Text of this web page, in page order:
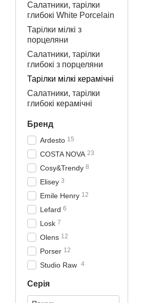
Салатники, тарілки
глибокі White Porcelain
Тарілки мілкі з
порцеляни
Салатники, тарілки
глибокі з порцеляни
Тарілки мілкі керамічні
Салатники, тарілки
глибокі керамічні
Бренд
Ardesto 15
COSTA NOVA 23
Cosy&Trendy 8
Elisey 3
Emile Henry 12
Lefard 6
Losk 7
Olens 12
Porser 12
Studio Raw 4
Серія